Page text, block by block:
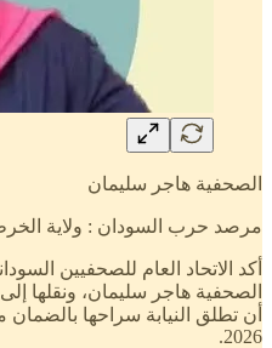
الصحفية هاجر سليمان
مرصد حرب السودان : ولاية
​أكد الاتحاد العام للصحفيين
الصحفية هاجر سليمان، ونقلها إلى
2026.